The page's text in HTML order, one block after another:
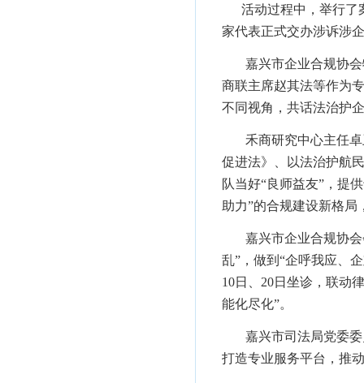
活动过程中，举行了
家代表正式交办涉诉涉
嘉兴市企业合规协
商联主席赵其法等作为
不同视角，共话法治护
禾商研究中心主任
促进法》、以法治护航
队当好“良师益友”，提
助力”的合规建设新格
嘉兴市企业合规协
乱”，做到“企呼我应、
10日、20日坐诊，联动
能化尽化”。
嘉兴市司法局党委
打造专业服务平台，推